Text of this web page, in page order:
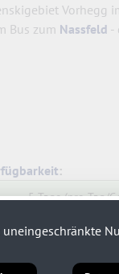
Vorhegg
Bus zum Nassfeld -
:
5 Tage (pro Tag/
7 Tage (pro Tag/
10 Tage (pro Tag/